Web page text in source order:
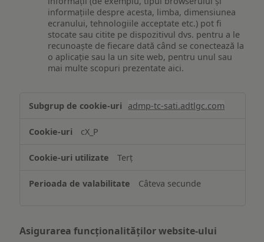
informațiile despre acesta, limba, dimensiunea
ecranului, tehnologiile acceptate etc.) pot fi
stocate sau citite pe dispozitivul dvs. pentru a le
recunoaște de fiecare dată când se conectează la
o aplicație sau la un site web, pentru unul sau
mai multe scopuri prezentate aici.
și/sau
informațiilor
pe
dispozitiv
admp-tc-sati.adtlgc.com
cX_P
Terț
Câteva secunde
Asigurarea funcționalităților website-ului